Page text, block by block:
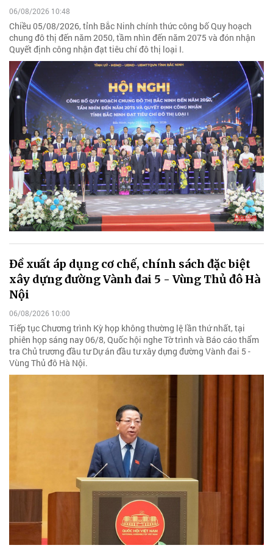
06/08/2026 10:48
Chiều 05/08/2026, tỉnh Bắc Ninh chính thức công bố Quy hoạch
chung đô thị đến năm 2050, tầm nhìn đến năm 2075 và đón nhận
Quyết định công nhận đạt tiêu chí đô thị loại I.
Đề xuất áp dụng cơ chế, chính sách đặc biệt
xây dựng đường Vành đai 5 - Vùng Thủ đô Hà
Nội
06/08/2026 10:00
Tiếp tục Chương trình Kỳ họp không thường lệ lần thứ nhất, tại
phiên họp sáng nay 06/8, Quốc hội nghe Tờ trình và Báo cáo thẩm
tra Chủ trương đầu tư Dự án đầu tư xây dựng đường Vành đai 5 -
Vùng Thủ đô Hà Nội.